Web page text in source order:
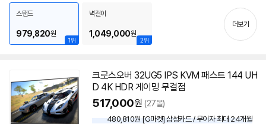
출시가: 5,090,000원
기
1위
스탠드
979,820원
2위
벽걸이
1,049,000원
더보기
크로스오버 32UG5 IPS KVM 패스트 144 UH
D 4K HDR 게이밍 무결점
517,000원 (27몰)
480,810원 [G마켓] 삼성카드 / 무이자 최대 24개월
동
영
상